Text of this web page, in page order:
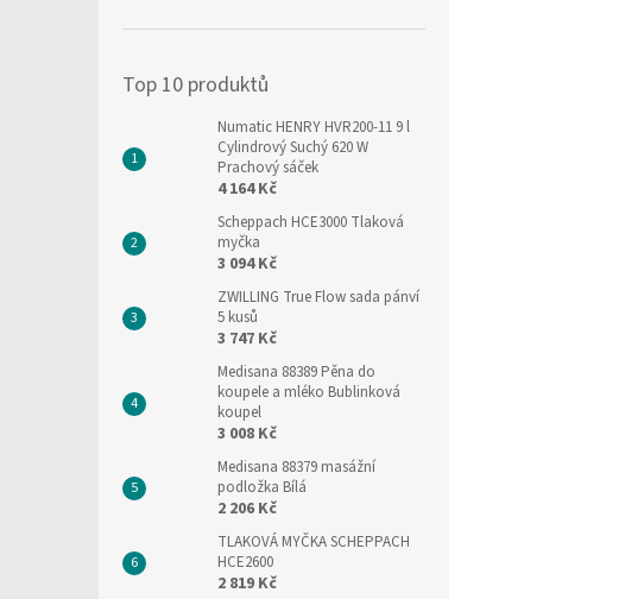
Top 10 produktů
Numatic HENRY HVR200-11 9 l
Cylindrový Suchý 620 W
Prachový sáček
4 164 Kč
Scheppach HCE3000 Tlaková
myčka
3 094 Kč
ZWILLING True Flow sada pánví
5 kusů
3 747 Kč
Medisana 88389 Pěna do
koupele a mléko Bublinková
koupel
3 008 Kč
Medisana 88379 masážní
podložka Bílá
2 206 Kč
TLAKOVÁ MYČKA SCHEPPACH
HCE2600
2 819 Kč